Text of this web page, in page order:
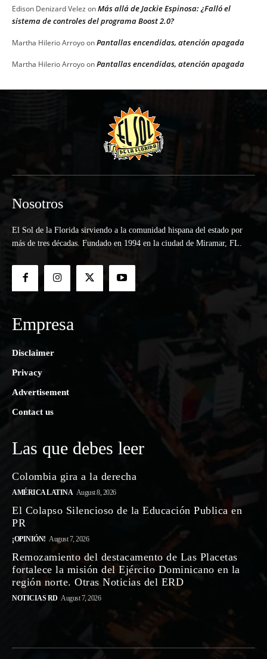
Edison Denizard Velez onMás allá de Jackie Espinosa: ¿Falló el
sistema de controles del programa Boost 2.0?
Martha Hilerio ArroyoonPantallas encendidas, atención apagada
Martha Hilerio ArroyoonPantallas encendidas, atención apagada
Nosotros
El Sol de la Florida sirviendo a la comunidad hispana del estado por
más de tres décadas. Fundado en 1994 en la ciudad de Miramar, FL.
Empresa
Disclaimer
Privacy
Advertisement
Contact us
Las que debes leer
Colombia gira a la derecha
AMÉRICA LATINA August 8, 2026
El Colapso Silencioso de la Educación Publica en
PR
¡OPINIÓN! August 7, 2026
Remozamiento del destacamento de Las Placetas
fortalece la misión del Ejército Dominicano en la
región norte. Otras Noticias del ERD
NOTICIAS RD August 7, 2026